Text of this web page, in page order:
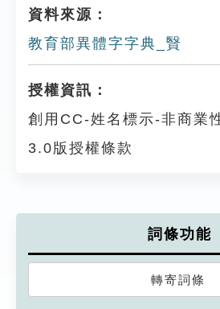
資料來源：
教育部異體字字典_贀
授權資訊：
創用CC-姓名標示-非商業
3.0版授權條款
詞條功能
轉寄詞條